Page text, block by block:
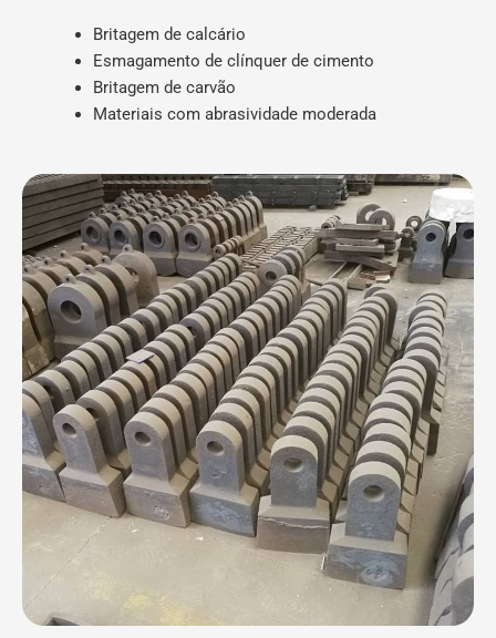
Britagem de calcário
Esmagamento de clínquer de cimento
Britagem de carvão
Materiais com abrasividade moderada